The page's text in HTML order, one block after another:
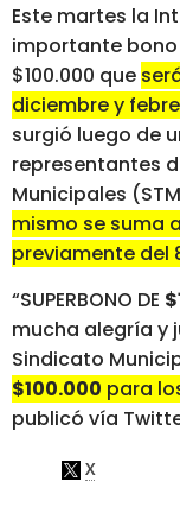
Este martes la
importante
$100.000 que
diciembre y
surgió luego de
representantes
Municipales
mismo se suma
previamente del
“SUPERBONO DE
mucha alegría y
Sindicato
$100.000 para
publicó vía